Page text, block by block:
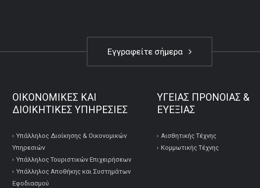
Εγγραφείτε σήμερα
ΟΙΚΟΝΟΜΙΚΕΣ ΚΑΙ
ΔΙΟΙΚΗΤΙΚΕΣ ΥΠΗΡΕΣΙΕΣ
Υπάλληλος Διοίκησης & Οικονομικών
Υπηρεσιών
Υπάλληλος Τουριστικών Επιχειρήσεων
Υπάλληλος Αποθήκης και Συστημάτων
Εφοδιασμού
ΥΓΕΙΑΣ ΠΡΟΝΟΙΑΣ &
ΕΥΕΞΙΑΣ
Αισθητικής Τέχνης
Κομμωτικής Τέχνης